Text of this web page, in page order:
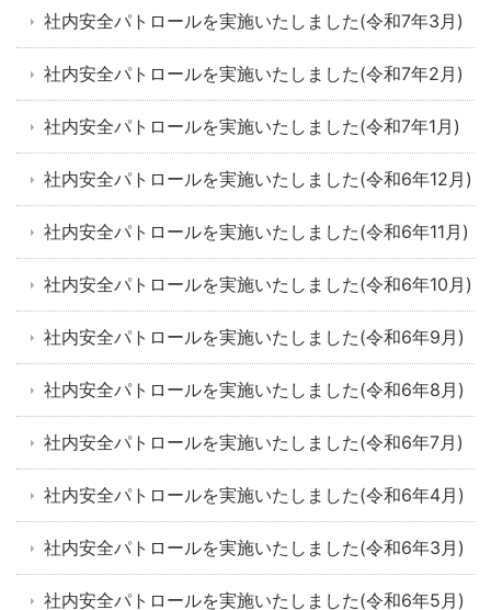
社内安全パトロールを実施いたしました(令和7年3月)
社内安全パトロールを実施いたしました(令和7年2月)
社内安全パトロールを実施いたしました(令和7年1月)
社内安全パトロールを実施いたしました(令和6年12月)
社内安全パトロールを実施いたしました(令和6年11月)
社内安全パトロールを実施いたしました(令和6年10月)
社内安全パトロールを実施いたしました(令和6年9月)
社内安全パトロールを実施いたしました(令和6年8月)
社内安全パトロールを実施いたしました(令和6年7月)
社内安全パトロールを実施いたしました(令和6年4月)
社内安全パトロールを実施いたしました(令和6年3月)
社内安全パトロールを実施いたしました(令和6年5月)